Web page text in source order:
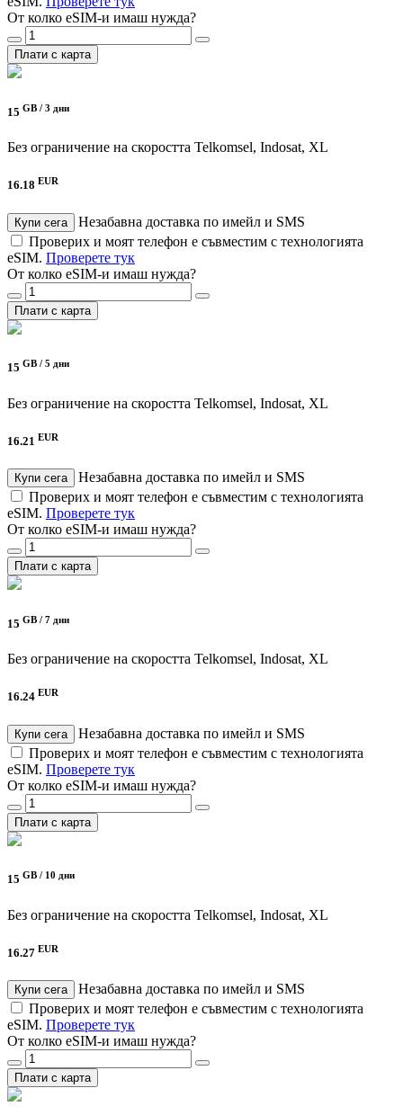
От колко eSIM-и имаш нужда?
Плати с карта
15 GB / 3 дни
Без ограничение на скоростта Telkomsel, Indosat, XL
16.18 EUR
Купи сега
Незабавна доставка по имейл и SMS
Проверих и моят телефон е съвместим с технологията
eSIM. Проверете тук
От колко eSIM-и имаш нужда?
Плати с карта
15 GB / 5 дни
Без ограничение на скоростта Telkomsel, Indosat, XL
16.21 EUR
Купи сега
Незабавна доставка по имейл и SMS
Проверих и моят телефон е съвместим с технологията
eSIM. Проверете тук
От колко eSIM-и имаш нужда?
Плати с карта
15 GB / 7 дни
Без ограничение на скоростта Telkomsel, Indosat, XL
16.24 EUR
Купи сега
Незабавна доставка по имейл и SMS
Проверих и моят телефон е съвместим с технологията
eSIM. Проверете тук
От колко eSIM-и имаш нужда?
Плати с карта
15 GB / 10 дни
Без ограничение на скоростта Telkomsel, Indosat, XL
16.27 EUR
Купи сега
Незабавна доставка по имейл и SMS
Проверих и моят телефон е съвместим с технологията
eSIM. Проверете тук
От колко eSIM-и имаш нужда?
Плати с карта